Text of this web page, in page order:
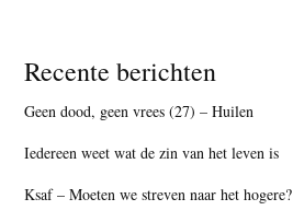
Recente berichten
Geen dood, geen vrees (27) – Huilen
Iedereen weet wat de zin van het leven is
Ksaf – Moeten we streven naar het hogere?